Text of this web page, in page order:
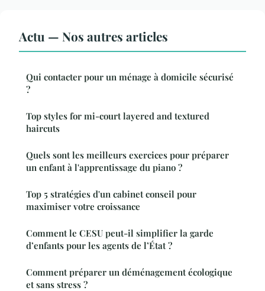
Actu — Nos autres articles
Qui contacter pour un ménage à domicile sécurisé
?
Top styles for mi-court layered and textured
haircuts
Quels sont les meilleurs exercices pour préparer
un enfant à l'apprentissage du piano ?
Top 5 stratégies d'un cabinet conseil pour
maximiser votre croissance
Comment le CESU peut-il simplifier la garde
d’enfants pour les agents de l’État ?
Comment préparer un déménagement écologique
et sans stress ?